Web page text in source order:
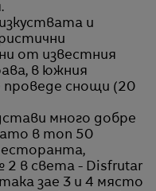
и
от известния
в южния
проведе снощи (20
много добре
в топ 50
в света - Disfrutar
зае 3 и 4 място